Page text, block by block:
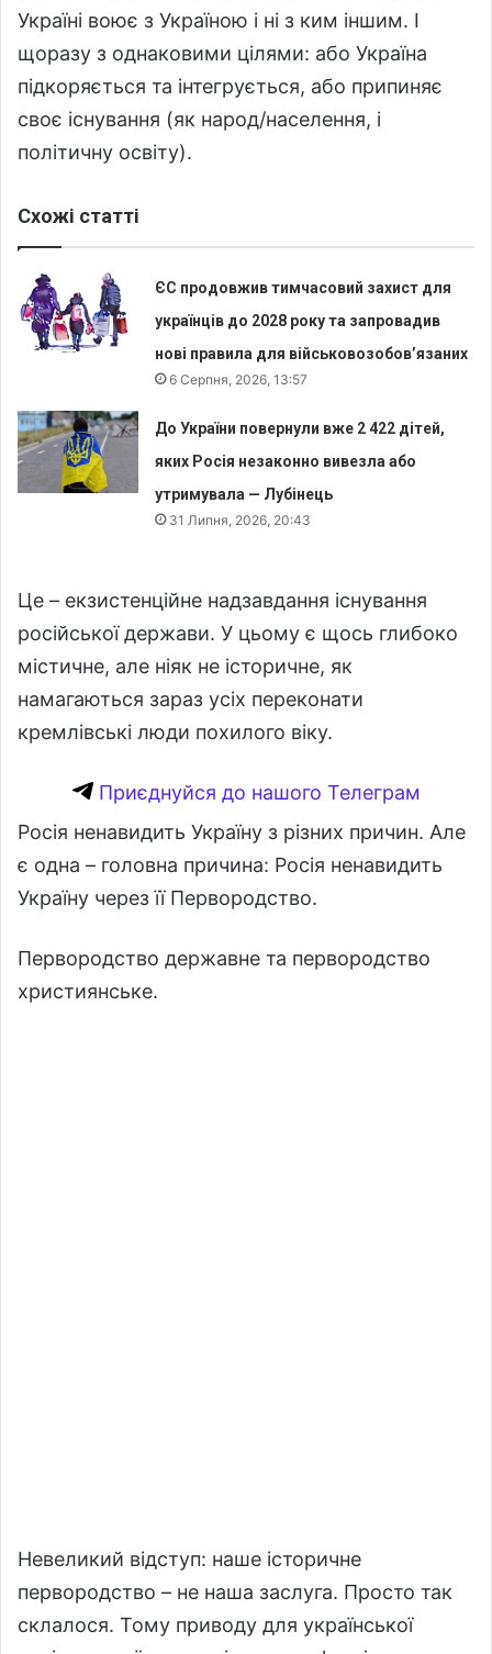
Україні воює з Україною і ні з ким іншим. І
щоразу з однаковими цілями: або Україна
підкоряється та інтегрується, або припиняє
своє існування (як народ/населення, і
політичну освіту).
Схожі статті
ЄС продовжив тимчасовий захист для
українців до 2028 року та запровадив
нові правила для військовозобов’язаних
6 Серпня, 2026, 13:57
До України повернули вже 2 422 дітей,
яких Росія незаконно вивезла або
утримувала — Лубінець
31 Липня, 2026, 20:43
Це – екзистенційне надзавдання існування
російської держави. У цьому є щось глибоко
містичне, але ніяк не історичне, як
намагаються зараз усіх переконати
кремлівські люди похилого віку.
Приєднуйся до нашого Телеграм
Росія ненавидить Україну з різних причин. Але
є одна – головна причина: Росія ненавидить
Україну через її Первородство.
Первородство державне та первородство
християнське.
Невеликий відступ: наше історичне
первородство – не наша заслуга. Просто так
склалося. Тому приводу для української